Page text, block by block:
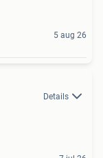
5 aug 26
Details